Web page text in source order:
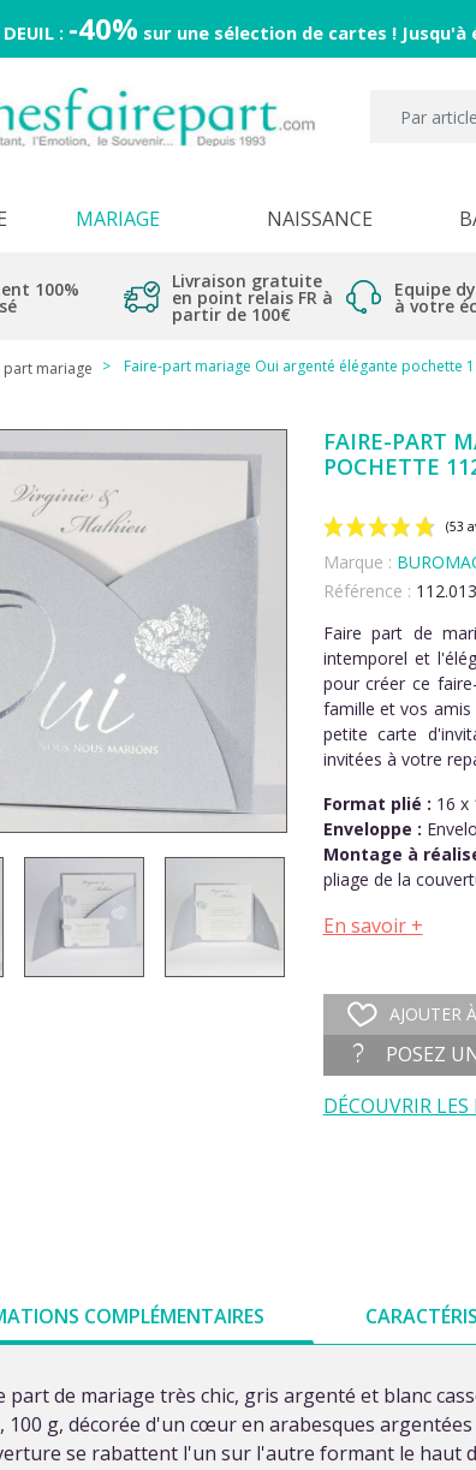
DEUIL : -40% sur une sélection de cartes !
MARIAGE NAISSANCE
100% Livraison gratuite
en point relais FR à
partir de 100€
Equipe
à votre
part mariage Faire-part mariage Oui argenté élégante pochette
FAIRE-PART
POCHETTE
Marque :
Référence : 112.013
Faire part de
intemporel et
pour créer ce
famille et vos amis
petite carte
invitées à votre
Format plié : 16 x
Enveloppe :
Montage à
pliage de la
En savoir +
AJOUTER
POSEZ
DÉCOUVRIR
COMPLÉMENTAIRES
part de mariage très chic, gris argenté et blanc
100 g, décorée d'un cœur en arabesques
se rabattent l'un sur l'autre formant le haut